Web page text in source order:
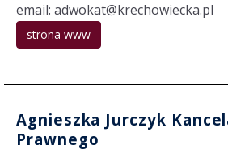
email: adwokat@krechowiecka.pl
strona www
Agnieszka Jurczyk
Prawnego